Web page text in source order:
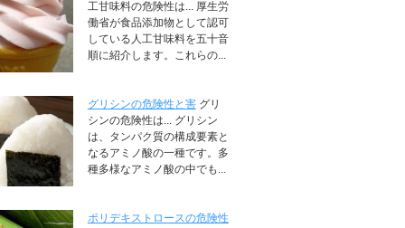
工甘味料の危険性は... 厚生労
働省が食品添加物として認可
している人工甘味料を五十音
順に紹介します。これらの...
グリシンの危険性と害 グリ
シンの危険性は... グリシン
は、タンパク質の構成要素と
なるアミノ酸の一種です。多
種多様なアミノ酸の中でも...
ポリデキストロースの危険性